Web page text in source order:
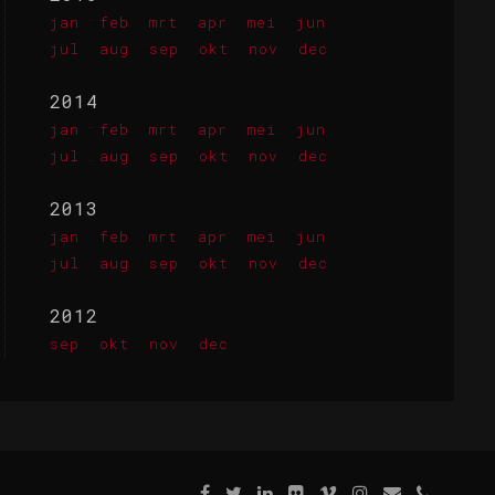
jan feb mrt apr mei
jun
jul
aug sep okt nov dec
2014
jan feb mrt apr mei
jun
jul
aug sep okt nov dec
2013
jan feb mrt apr mei
jun
jul
aug sep okt nov dec
2012
sep okt nov dec